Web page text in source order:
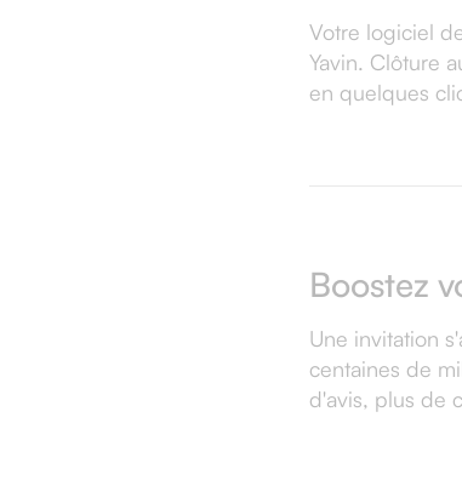
Votre logiciel
Yavin. Clôture
en quelques
Boostez
Une invitation
centaines de
d'avis, plus de